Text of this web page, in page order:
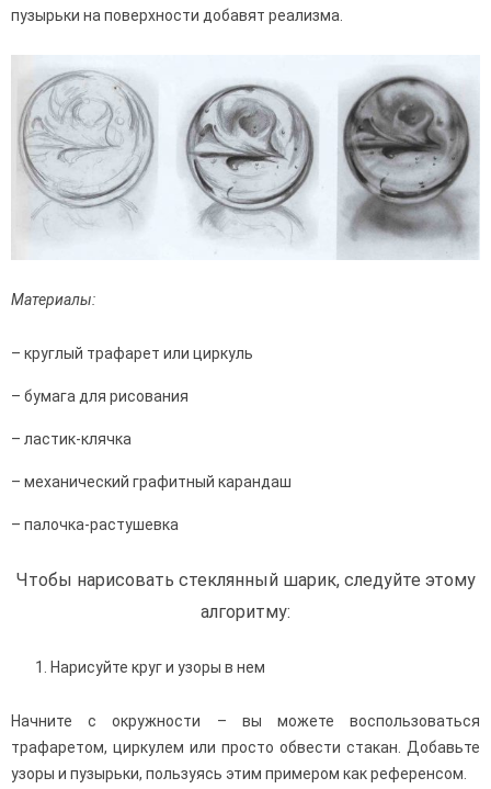
пузырьки на поверхности добавят реализма.
Материалы:
– круглый трафарет или циркуль
– бумага для рисования
– ластик-клячка
– механический графитный карандаш
– палочка-растушевка
Чтобы нарисовать стеклянный шарик, следуйте этому
алгоритму:
Нарисуйте круг и узоры в нем
Начните с окружности – вы можете воспользоваться
трафаретом, циркулем или просто обвести стакан. Добавьте
узоры и пузырьки, пользуясь этим примером как референсом.